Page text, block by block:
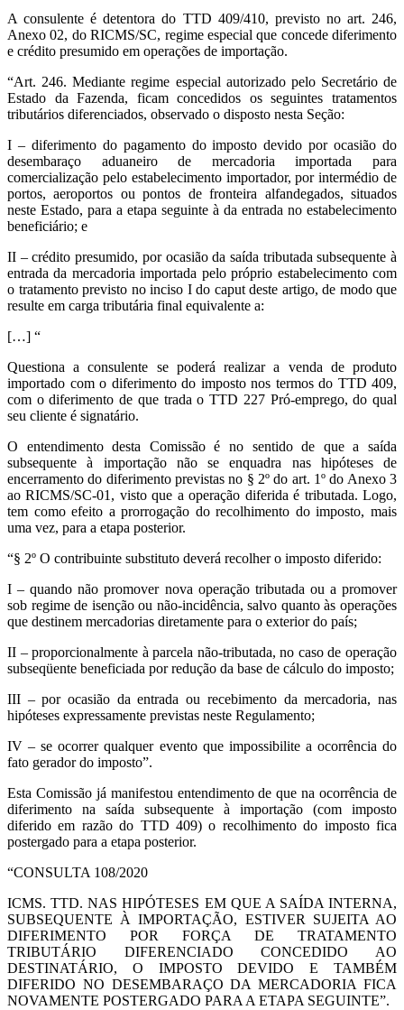
A consulente é detentora do TTD 409/410, previsto no art. 246,
Anexo 02, do RICMS/SC, regime especial que concede diferimento
e crédito presumido em operações de importação.
“Art. 246. Mediante regime especial autorizado pelo Secretário de
Estado da Fazenda, ficam concedidos os seguintes tratamentos
tributários diferenciados, observado o disposto nesta Seção:
I – diferimento do pagamento do imposto devido por ocasião do
desembaraço aduaneiro de mercadoria importada para
comercialização pelo estabelecimento importador, por intermédio de
portos, aeroportos ou pontos de fronteira alfandegados, situados
neste Estado, para a etapa seguinte à da entrada no estabelecimento
beneficiário; e
II – crédito presumido, por ocasião da saída tributada subsequente à
entrada da mercadoria importada pelo próprio estabelecimento com
o tratamento previsto no inciso I do caput deste artigo, de modo que
resulte em carga tributária final equivalente a:
[…] “
Questiona a consulente se poderá realizar a venda de produto
importado com o diferimento do imposto nos termos do TTD 409,
com o diferimento de que trada o TTD 227 Pró-emprego, do qual
seu cliente é signatário.
O entendimento desta Comissão é no sentido de que a saída
subsequente à importação não se enquadra nas hipóteses de
encerramento do diferimento previstas no § 2º do art. 1º do Anexo 3
ao RICMS/SC-01, visto que a operação diferida é tributada. Logo,
tem como efeito a prorrogação do recolhimento do imposto, mais
uma vez, para a etapa posterior.
“§ 2º O contribuinte substituto deverá recolher o imposto diferido:
I – quando não promover nova operação tributada ou a promover
sob regime de isenção ou não-incidência, salvo quanto às operações
que destinem mercadorias diretamente para o exterior do país;
II – proporcionalmente à parcela não-tributada, no caso de operação
subseqüente beneficiada por redução da base de cálculo do imposto;
III – por ocasião da entrada ou recebimento da mercadoria, nas
hipóteses expressamente previstas neste Regulamento;
IV – se ocorrer qualquer evento que impossibilite a ocorrência do
fato gerador do imposto”.
Esta Comissão já manifestou entendimento de que na ocorrência de
diferimento na saída subsequente à importação (com imposto
diferido em razão do TTD 409) o recolhimento do imposto fica
postergado para a etapa posterior.
“CONSULTA 108/2020
ICMS. TTD. NAS HIPÓTESES EM QUE A SAÍDA INTERNA,
SUBSEQUENTE À IMPORTAÇÃO, ESTIVER SUJEITA AO
DIFERIMENTO POR FORÇA DE TRATAMENTO
TRIBUTÁRIO DIFERENCIADO CONCEDIDO AO
DESTINATÁRIO, O IMPOSTO DEVIDO E TAMBÉM
DIFERIDO NO DESEMBARAÇO DA MERCADORIA FICA
NOVAMENTE POSTERGADO PARA A ETAPA SEGUINTE”.